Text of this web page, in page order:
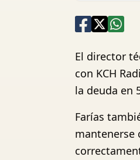
El director
con KCH
la deuda en
Farías
mantenerse